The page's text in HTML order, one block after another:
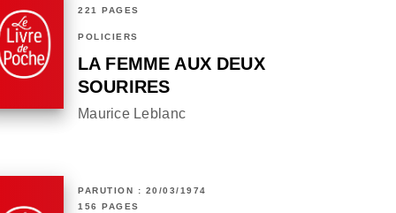
221 PAGES
POLICIERS
LA FEMME AUX DEUX
SOURIRES
Maurice Leblanc
PARUTION : 20/03/1974
156 PAGES